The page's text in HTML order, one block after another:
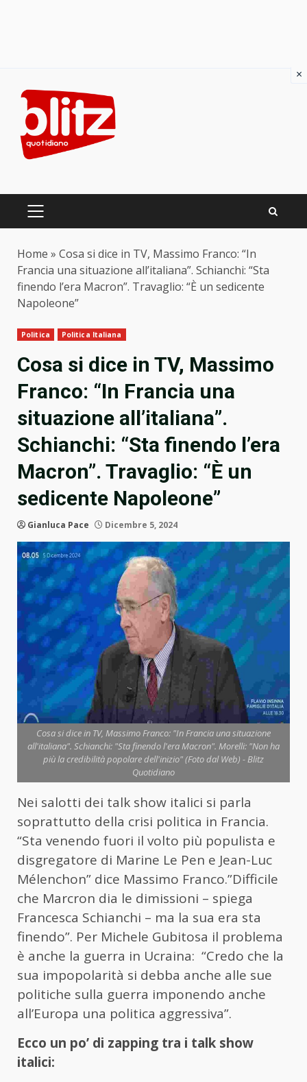
content
PRIMARY
Home » Cosa si dice in TV, Massimo Franco: “In
Francia una situazione all’italiana”. Schianchi: “Sta
finendo l’era Macron”. Travaglio: “È un sedicente
Napoleone”
Politica Politica Italiana
Cosa si dice in TV, Massimo
Franco: “In Francia una
situazione all’italiana”.
Schianchi: “Sta finendo l’era
Macron”. Travaglio: “È un
sedicente Napoleone”
Gianluca Pace Dicembre 5, 2024
Cosa si dice in TV, Massimo Franco: "In Francia una situazione
all'italiana". Schianchi: "Sta finendo l'era Macron". Morelli: "Non ha
più la credibilità popolare dell'inizio" (Foto dal Web) - Blitz
Quotidiano
Nei salotti dei talk show italici si parla
soprattutto della crisi politica in Francia.
“Sta venendo fuori il volto più populista e
disgregatore di Marine Le Pen e Jean-Luc
Mélenchon” dice Massimo Franco.”Difficile
che Marcron dia le dimissioni – spiega
Francesca Schianchi – ma la sua era sta
finendo”. Per Michele Gubitosa il problema
è anche la guerra in Ucraina: “Credo che la
sua impopolarità si debba anche alle sue
politiche sulla guerra imponendo anche
all’Europa una politica aggressiva”.
Ecco un po’ di zapping tra i talk show
italici:
×